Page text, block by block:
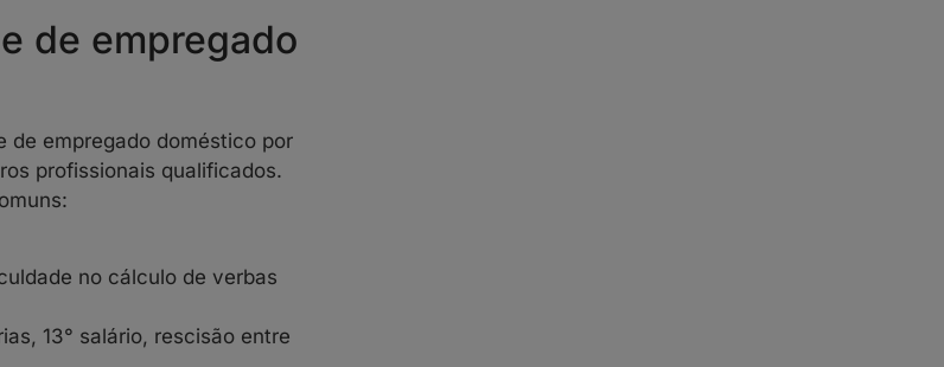
de empregado
de empregado doméstico por
profissionais qualificados.
no cálculo de verbas
13° salário, rescisão entre